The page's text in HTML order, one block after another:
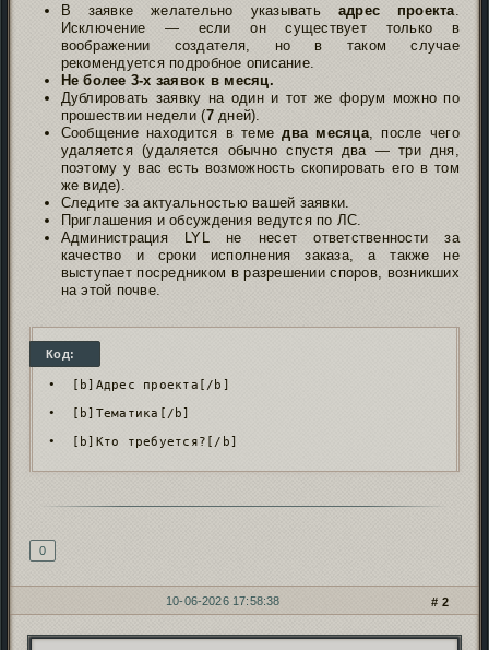
В заявке желательно указывать адрес проекта
Исключение — если он существует только в
воображении создателя, но в таком случае
рекомендуется подробное описание.
Не более 3-х заявок в месяц.
Дублировать заявку на один и тот же форум можно по
прошествии недели (7дней).
Сообщение находится в темедва месяца, после чего
удаляется (удаляется обычно спустя два — три дня,
поэтому у вас есть возможность скопировать его в том
же виде).
Следите за актуальностью вашей заявки.
Приглашения и обсуждения ведутся по ЛС.
Администрация LYL не несет ответственности за
качество и сроки исполнения заказа, а также не
выступает посредником в разрешении споров, возникших
на этой почве.
Код:
•  [b]Адрес проекта[/b]
•  [b]Тематика[/b]
•  [b]Кто требуется?[/b]
0
2
10-06-2026 17:58:38